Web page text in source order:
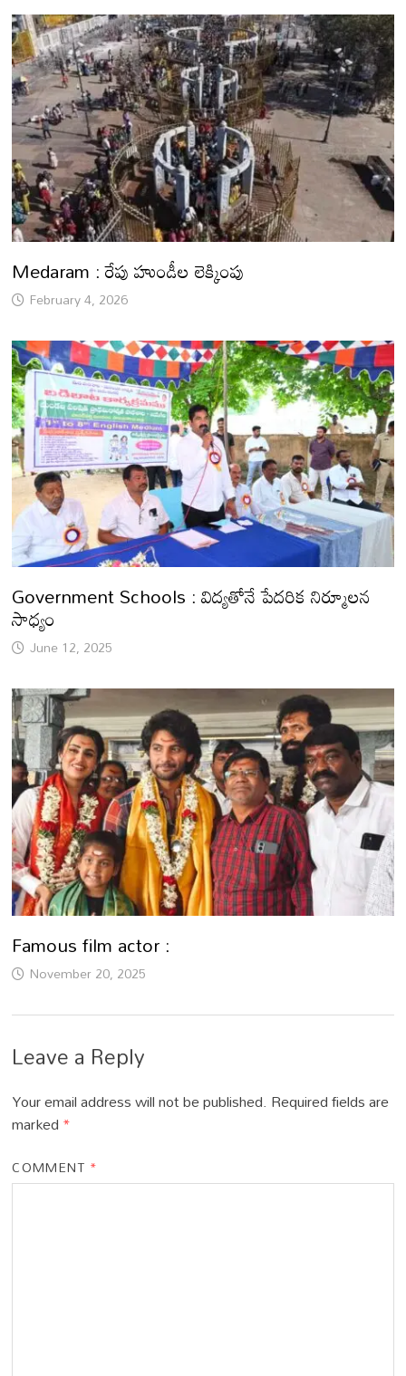
Medaram : రేపు హుండీల లెక్కింపు
February 4, 2026
Government Schools : విద్యతోనే పేదరిక నిర్మూలన
సాధ్యం
June 12, 2025
Famous film actor :
November 20, 2025
Leave a Reply
Your email address will not be published. Required fields are
marked*
COMMENT *